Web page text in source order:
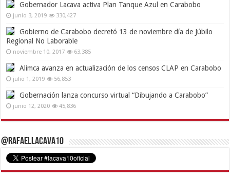
Gobernador Lacava activa Plan Tanque Azul en Carabobo
junio 3, 2019 330,427
Gobierno de Carabobo decretó 13 de noviembre día de Júbilo
Regional No Laborable
noviembre 10, 2017 63,385
Alimca avanza en actualización de los censos CLAP en Carabobo
julio 1, 2019 56,853
Gobernación lanza concurso virtual “Dibujando a Carabobo”
junio 12, 2020 45,836
@RafaelLacava10